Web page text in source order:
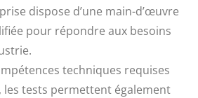
dispose d’une main-d’œuvre
pour répondre aux besoins
techniques requises
les tests permettent également